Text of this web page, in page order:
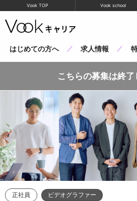
Vook TOP Vook school
はじめての方へ 求人情報
こちらの募集は終了
正社員 ビデオグラファー